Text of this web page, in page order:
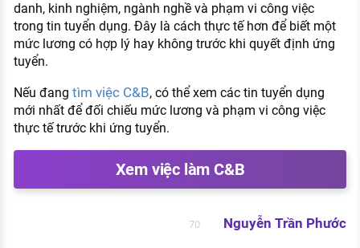
danh, kinh nghiệm, ngành nghề và phạm vi công việc
trong tin tuyển dụng. Đây là cách thực tế hơn để biết một
mức lương có hợp lý hay không trước khi quyết định ứng
tuyển.
Nếu đang tìm việc C&B, có thể xem các tin tuyển dụng
mới nhất để đối chiếu mức lương và phạm vi công việc
thực tế trước khi ứng tuyển.
Xem việc làm C&B
70 Nguyễn Trần Phước